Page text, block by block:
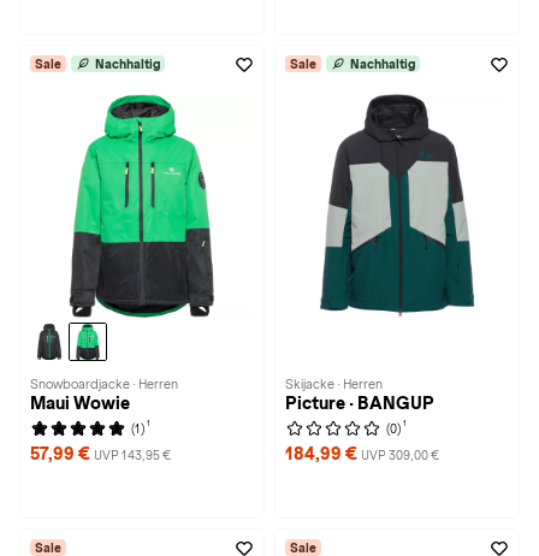
Sale Nachhaltig
Snowboardjacke · Herren
Maui Wowie
(1) 1
57,99 € UVP 143,95 €
Sale Nachhaltig
Skijacke · Herren
Picture · BANGUP
(0) 1
184,99 € UVP 309,00 €
Sale Sale